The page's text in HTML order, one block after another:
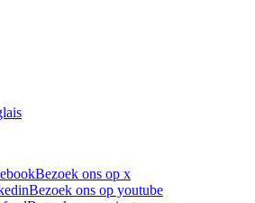
Bezoek ons op x
Bezoek ons op youtube